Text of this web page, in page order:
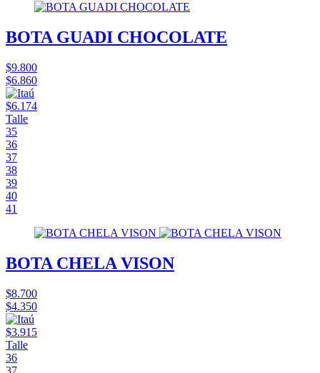
BOTA GUADI CHOCOLATE
$9.800
$6.860
$6.174
Talle
35
36
37
38
39
40
41
BOTA CHELA VISON
$8.700
$4.350
$3.915
Talle
36
37